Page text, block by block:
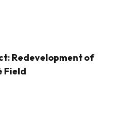
Redevelopment of
Field